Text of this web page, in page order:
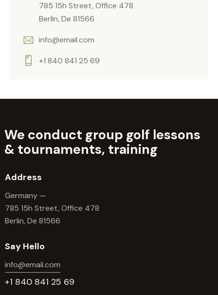
785 15h Street, Office 478
Berlin, De 81566
info@email.com
+1 840 841 25 69
We conduct group golf lessons
& tournaments, training
Address
Germany —
785 15h Street, Office 478
Berlin, De 81566
Say Hello
info@email.com
+1 840 841 25 69